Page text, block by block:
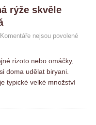
rýže skvěle
Komentáře nejsou povolené
rizoto nebo omáčky,
doma udělat biryani.
typické velké množství